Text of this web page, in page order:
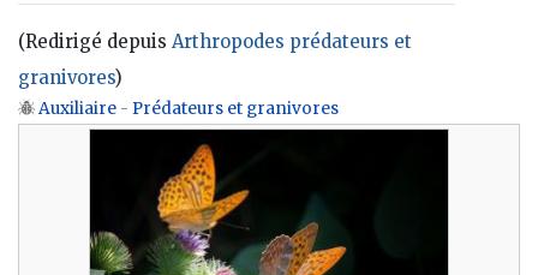
(Redirigé depuis Arthropodes prédateurs et
granivores)
Aller à :navigation,rechercher
Auxiliaire - Prédateurs et granivores